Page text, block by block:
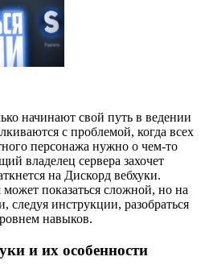
начинают свой путь в ведении
с проблемой, когда всех
персонажа нужно о чем-то
владелец сервера захочет
на Дискорд вебхуки.
показаться сложной, но на
следуя инструкции, разобраться
навыков.
и их особенности